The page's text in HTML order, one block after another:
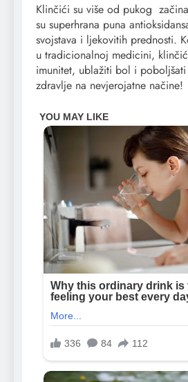
Klinčići su više od pukog začina
su superhrana puna
svojstava i ljekovitih prednosti.
u tradicionalnoj medicini,
imunitet, ublažiti bol i
zdravlje na nevjerojatne načine!